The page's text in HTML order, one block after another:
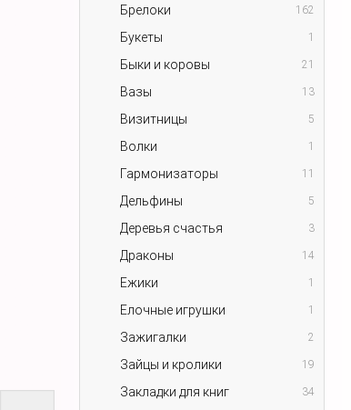
Брелоки 162
Букеты 1
Быки и коровы 21
Вазы 13
Визитницы 5
Волки 1
Гармонизаторы 11
Дельфины 5
Деревья счастья 3
Драконы 14
Ежики 1
Елочные игрушки 1
Зажигалки 2
Зайцы и кролики 19
Закладки для книг 34